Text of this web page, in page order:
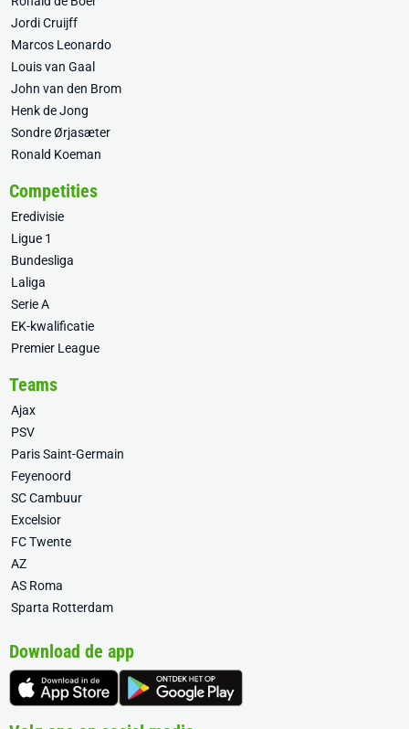
Jordi Cruijff
Marcos Leonardo
Louis van Gaal
John van den Brom
Henk de Jong
Sondre Ørjasæter
Ronald Koeman
Competities
Eredivisie
Ligue 1
Bundesliga
Laliga
Serie A
EK-kwalificatie
Premier League
Teams
Ajax
PSV
Paris Saint-Germain
Feyenoord
SC Cambuur
Excelsior
FC Twente
AZ
AS Roma
Sparta Rotterdam
Download de app